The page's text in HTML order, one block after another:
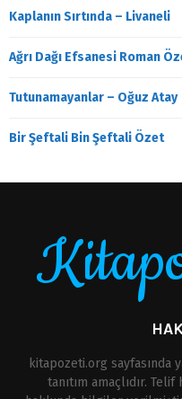
Kaplanın Sırtında – Livaneli
Ağrı Dağı Efsanesi Roman
Tutunamayanlar – Oğuz Atay
Bir Şeftali Bin Şeftali Özet
kitapozeti.org sayfasında
tanıtım amaçlıdır.